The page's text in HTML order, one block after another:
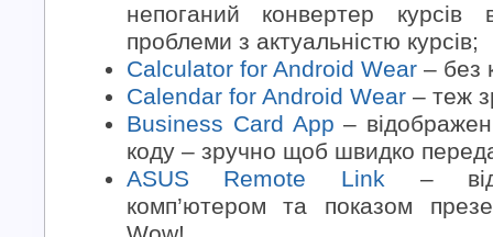
непоганий конвертер
проблеми з актуальністю курсів;
Calculator for Android Wear– без
Calendar for Android Wear– теж
Business Card App –
коду – зручно щоб швидко
ASUS Remote Link –
комп’ютером та показом